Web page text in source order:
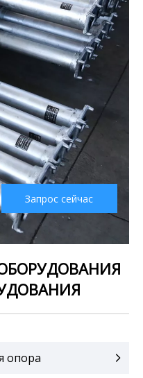
Запрос сейчас
опора